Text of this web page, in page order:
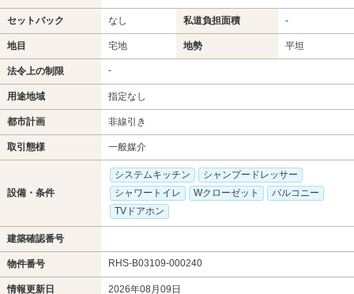
セットバック なし 私道負担面積 -
地目 宅地 地勢 平坦
法令上の制限 -
用途地域 指定なし
都市計画 非線引き
取引態様 一般媒介
設備・条件
システムキッチン
シャンプードレッサー
シャワートイレ
Wクローゼット
バルコニー
TVドアホン
建築確認番号
物件番号 RHS-B03109-000240
情報更新日 2026年08月09日